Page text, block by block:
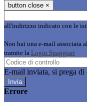
button close ×
all'indirizzo indicato con le
Non hai una e-mail associata
tramite la Login Spaggiari
E-mail inviata, si prega di
Errore